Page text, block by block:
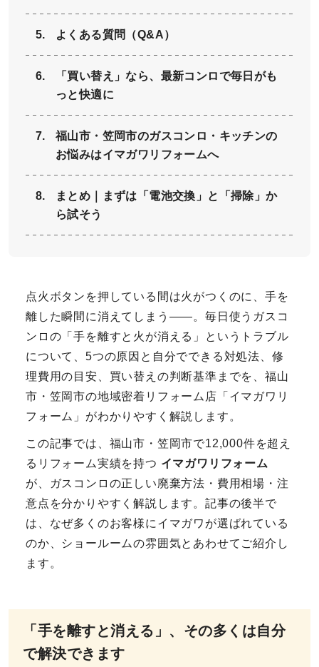
よくある質問（Q&A）
「買い替え」なら、最新コンロで毎日がも
っと快適に
福山市・笠岡市のガスコンロ・キッチンの
お悩みはイマガワリフォームへ
まとめ｜まずは「電池交換」と「掃除」か
ら試そう
点火ボタンを押している間は火がつくのに、手を
離した瞬間に消えてしまう——。毎日使うガスコ
ンロの「手を離すと火が消える」というトラブル
について、5つの原因と自分でできる対処法、修
理費用の目安、買い替えの判断基準までを、福山
市・笠岡市の地域密着リフォーム店「イマガワリ
フォーム」がわかりやすく解説します。
この記事では、福山市・笠岡市で12,000件を超え
るリフォーム実績を持つ イマガワリフォーム
が、ガスコンロの正しい廃棄方法・費用相場・注
意点を分かりやすく解説します。記事の後半で
は、なぜ多くのお客様にイマガワが選ばれている
のか、ショールームの雰囲気とあわせてご紹介し
ます。
「手を離すと消える」、その多くは自分
で解決できます